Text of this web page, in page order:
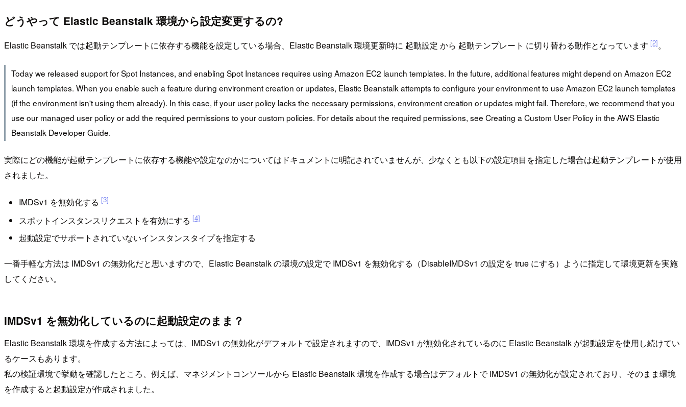
どうやって Elastic Beanstalk 環境から設定変更するの?
Elastic Beanstalk では起動テンプレートに依存する機能を設定している場合、Elastic Beanstalk 環境更新時に 起動設定 から 起動テンプレート に切り替わる動作となっています [2]。
Today we released support for Spot Instances, and enabling Spot Instances requires using Amazon EC2 launch templates. In the future, additional features might depend on Amazon EC2
launch templates. When you enable such a feature during environment creation or updates, Elastic Beanstalk attempts to configure your environment to use Amazon EC2 launch templates
(if the environment isn't using them already). In this case, if your user policy lacks the necessary permissions, environment creation or updates might fail. Therefore, we recommend that you
use our managed user policy or add the required permissions to your custom policies. For details about the required permissions, see Creating a Custom User Policy in the AWS Elastic
Beanstalk Developer Guide.
実際にどの機能が起動テンプレートに依存する機能や設定なのかについてはドキュメントに明記されていませんが、少なくとも以下の設定項目を指定した場合は起動テンプレートが使用
されました。
IMDSv1 を無効化する [3]
スポットインスタンスリクエストを有効にする [4]
起動設定でサポートされていないインスタンスタイプを指定する
一番手軽な方法は IMDSv1 の無効化だと思いますので、Elastic Beanstalk の環境の設定で IMDSv1 を無効化する（DisableIMDSv1 の設定を true にする）ように指定して環境更新を実施
してください。
IMDSv1 を無効化しているのに起動設定のまま？
Elastic Beanstalk 環境を作成する方法によっては、IMDSv1 の無効化がデフォルトで設定されますので、IMDSv1 が無効化されているのに Elastic Beanstalk が起動設定を使用し続けてい
るケースもあります。
私の検証環境で挙動を確認したところ、例えば、マネジメントコンソールから Elastic Beanstalk 環境を作成する場合はデフォルトで IMDSv1 の無効化が設定されており、そのまま環境
を作成すると起動設定が作成されました。